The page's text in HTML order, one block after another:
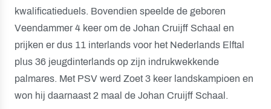
kwalificatieduels. Bovendien speelde de geboren
Veendammer 4 keer om de Johan Cruijff Schaal en
prijken er dus 11 interlands voor het Nederlands Elftal
plus 36 jeugdinterlands op zijn indrukwekkende
palmares. Met PSV werd Zoet 3 keer landskampioen en
won hij daarnaast 2 maal de Johan Cruijff Schaal.